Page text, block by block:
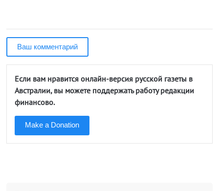
Ваш комментарий
Если вам нравится онлайн-версия русской газеты в
Австралии, вы можете поддержать работу редакции
финансово.
Make a Donation